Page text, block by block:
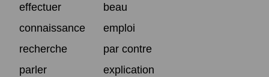
effectuer
beau
connaissance
emploi
recherche
par contre
parler
explication